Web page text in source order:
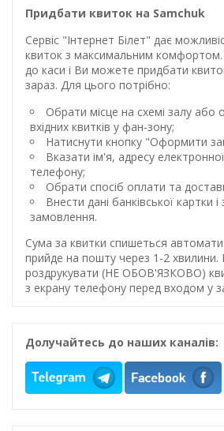
Придбати квиток на Samchuk
Сервіс "Інтернет Білет" дає
квиток з максимальним комфортом.
до каси і Ви можете придбати
зараз. Для цього потрібно:
Обрати місце на схемі залу або
вхідних квитків у фан-зону;
Натиснути кнопку "Оформити
Вказати ім'я, адресу
телефону;
Обрати спосіб оплати та
Внести дані банківської картки
замовлення.
Сума за квитки спишеться
прийде на пошту через 1-2
роздрукувати (НЕ ОБОВ'ЯЗКОВО)
з екрану телефону перед входом у
Долучайтесь до наших каналів: